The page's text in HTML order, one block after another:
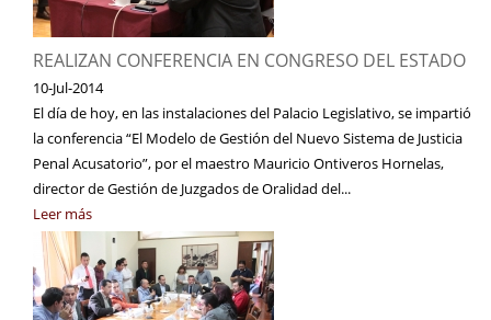
REALIZAN CONFERENCIA EN CONGRESO DEL ESTADO
10-Jul-2014
El día de hoy, en las instalaciones del Palacio Legislativo, se impartió
la conferencia “El Modelo de Gestión del Nuevo Sistema de Justicia
Penal Acusatorio”, por el maestro Mauricio Ontiveros Hornelas,
director de Gestión de Juzgados de Oralidad del...
Leer más